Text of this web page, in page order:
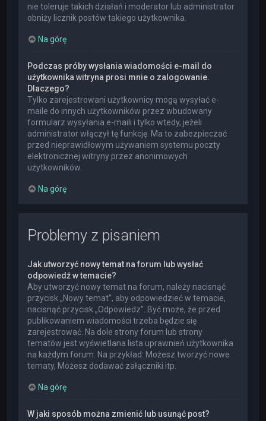
nie toleruje takich działań i moderator lub administrator
obniży licznik postów takiego użytkownika.
Na górę
Podczas próby wysłania wiadomości e-mail do
użytkownika witryna prosi mnie o zalogowanie.
Dlaczego?
Tylko zarejestrowani użytkownicy mogą wysyłać e-
maile do innych użytkowników przez wbudowany
formularz wysyłania e-maili i tylko wtedy, jeżeli
administrator włączył tę funkcję. Ma to zabezpieczać
przed nieprawidłowym używaniem systemu poczty
elektronicznej witryny przez anonimowych
użytkowników.
Na górę
Problemy z pisaniem
Jak utworzyć nowy temat na forum lub wysłać
odpowiedź w temacie?
Aby utworzyć nowy temat na forum, należy nacisnąć
przycisk „Nowy temat”, aby odpowiedzieć w temacie,
nacisnąć przycisk „Odpowiedz”. Być może, że przed
publikowaniem wiadomości trzeba będzie się
zarejestrować. Na dole strony forum lub strony
tematów jest wyświetlana lista uprawnień użytkownika
na każdym forum. Na przykład: Możesz tworzyć nowe
tematy, Możesz dodawać załączniki itp.
Na górę
W jaki sposób można zmienić lub usunąć post?